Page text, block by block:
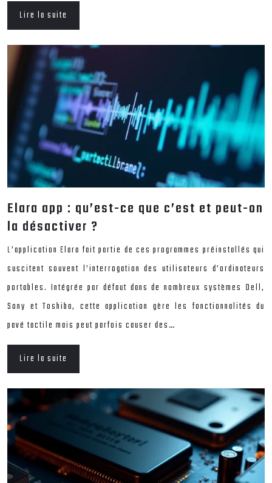
Lire la suite
Elara app : qu’est-ce que c’est et peut-on
la désactiver ?
L’application Elara fait partie de ces programmes préinstallés qui
suscitent souvent l’interrogation des utilisateurs d’ordinateurs
portables. Intégrée par défaut dans de nombreux systèmes Dell,
Sony et Toshiba, cette application gère les fonctionnalités du
pavé tactile mais peut parfois causer des…
Lire la suite